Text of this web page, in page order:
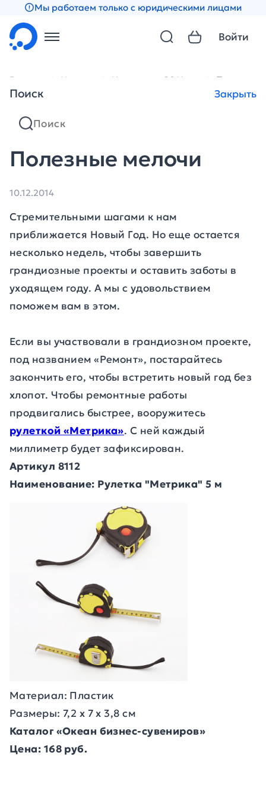
Мы работаем только с юридическими лицами
Поиск Закрыть
Войти
Главная Новости Новости за 2014 год Полезные
Полезные мелочи
10.12.2014
Стремительными шагами к нам
приближается Новый Год. Но еще остается
несколько недель, чтобы завершить
грандиозные проекты и оставить заботы в
уходящем году. А мы с удовольствием
поможем вам в этом.
Если вы участвовали в грандиозном проекте,
под названием «Ремонт», постарайтесь
закончить его, чтобы встретить новый год без
хлопот. Чтобы ремонтные работы
продвигались быстрее, вооружитесь
рулеткой «Метрика». С ней каждый
миллиметр будет зафиксирован.
Артикул 8112
Наименование: Рулетка "Метрика" 5 м
Материал: Пластик
Размеры: 7,2 х 7 х 3,8 см
Каталог «Океан бизнес-сувениров»
Цена: 168 руб.